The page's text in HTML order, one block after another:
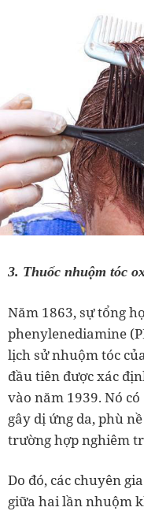
3. Thuốc nhuộm tóc
Năm 1863, sự tổng
phenylenediamine
lịch sử nhuộm tóc
đầu tiên được xác
vào năm 1939. Nó
gây dị ứng da, phù
trường hợp nghiêm
Do đó, các chuyên
giữa hai lần nhuộm